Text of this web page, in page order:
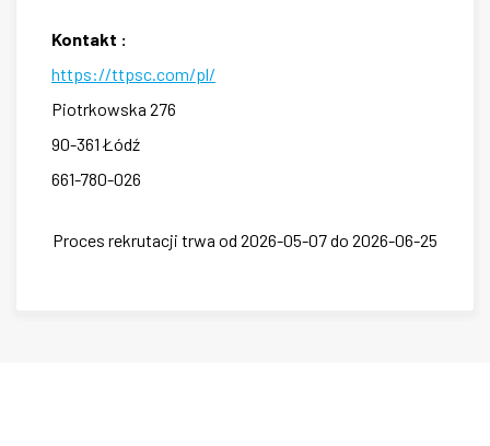
Kontakt :
https://ttpsc.com/pl/
Piotrkowska 276
90-361 Łódź
661-780-026
Proces rekrutacji trwa od 2026-05-07 do 2026-06-25